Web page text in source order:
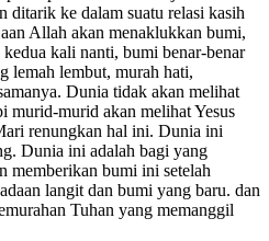
ditarik ke dalam suatu relasi kasih
Allah akan menaklukkan bumi,
kali nanti, bumi benar-benar
lemah lembut, murah hati,
Dunia tidak akan melihat
murid-murid akan melihat Yesus
renungkan hal ini. Dunia ini
Dunia ini adalah bagi yang
memberikan bumi ini setelah
langit dan bumi yang baru. dan
Tuhan yang memanggil